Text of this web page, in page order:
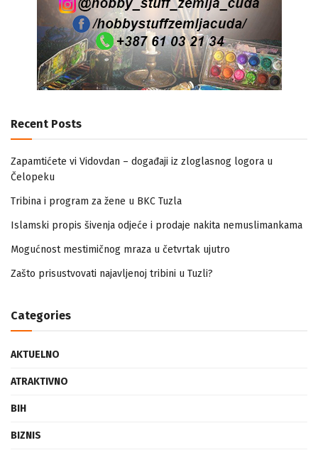
Recent Posts
Zapamtićete vi Vidovdan – događaji iz zloglasnog logora u
Čelopeku
Tribina i program za žene u BKC Tuzla
Islamski propis šivenja odjeće i prodaje nakita nemuslimankama
Mogućnost mestimičnog mraza u četvrtak ujutro
Zašto prisustvovati najavljenoj tribini u Tuzli?
Categories
AKTUELNO
ATRAKTIVNO
BIH
BIZNIS